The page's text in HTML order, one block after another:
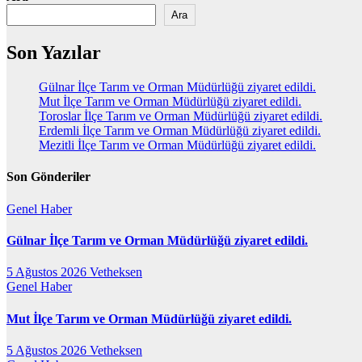
Ara
Son Yazılar
Gülnar İlçe Tarım ve Orman Müdürlüğü ziyaret edildi.
Mut İlçe Tarım ve Orman Müdürlüğü ziyaret edildi.
Toroslar İlçe Tarım ve Orman Müdürlüğü ziyaret edildi.
Erdemli İlçe Tarım ve Orman Müdürlüğü ziyaret edildi.
Mezitli İlçe Tarım ve Orman Müdürlüğü ziyaret edildi.
Son Gönderiler
Genel Haber
Gülnar İlçe Tarım ve Orman Müdürlüğü ziyaret edildi.
5 Ağustos 2026 Vetheksen
Genel Haber
Mut İlçe Tarım ve Orman Müdürlüğü ziyaret edildi.
5 Ağustos 2026 Vetheksen